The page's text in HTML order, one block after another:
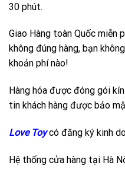
30 phút.
Giao Hàng toàn Quốc miễn
không đúng hàng, bạn
khoản phí nào!
Hàng hóa được đóng gói
tin khách hàng được bảo
Love Toycó đăng ký kinh
Hệ thống cửa hàng tại Hà